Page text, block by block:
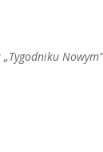
„Tygodniku Nowym”